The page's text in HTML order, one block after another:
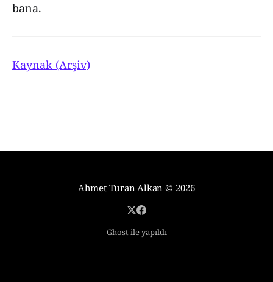
bana.
Kaynak (Arşiv)
Ahmet Turan Alkan © 2026
Ghost ile yapıldı